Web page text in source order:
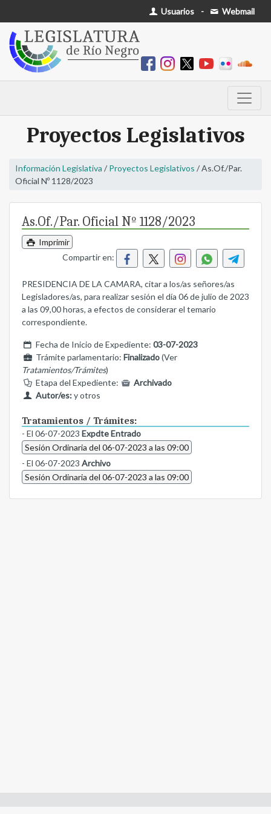
Usuarios - Webmail
Proyectos Legislativos
Información Legislativa / Proyectos Legislativos / As.Of./Par.
Oficial Nº 1128/2023
As.Of./Par. Oficial Nº 1128/2023
Imprimir
Compartir en:
PRESIDENCIA DE LA CAMARA, citar a los/as señores/as
Legisladores/as, para realizar sesión el día 06 de julio de 2023
a las 09,00 horas, a efectos de considerar el temario
correspondiente.
Fecha de Inicio de Expediente: 03-07-2023
Trámite parlamentario: Finalizado(Ver
Tratamientos/Trámites)
Etapa del Expediente:
Archivado
Autor/es:y otros
Tratamientos / Trámites:
- El 06-07-2023 Expdte Entrado
Sesión Ordinaria del 06-07-2023 a las 09:00
- El 06-07-2023 Archivo
Sesión Ordinaria del 06-07-2023 a las 09:00